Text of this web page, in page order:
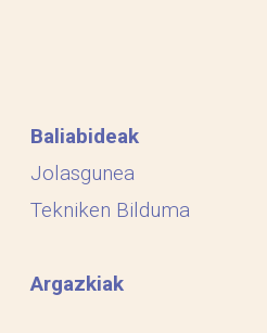
Baliabideak
Jolasgunea
Tekniken Bilduma
Argazkiak